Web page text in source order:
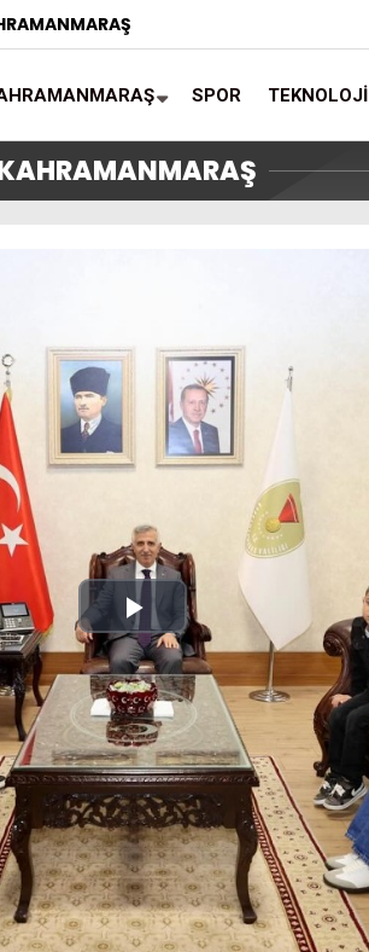
SPOR TEKNOLOJİ
Play
Video